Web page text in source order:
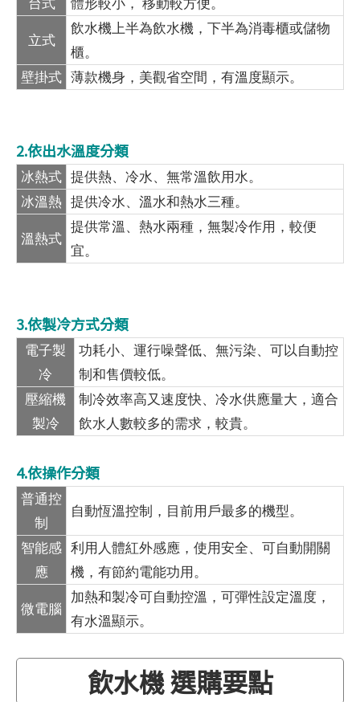
立式
飲水機上半為飲水機，下半為消毒櫃或儲物
櫃。
壁掛式 薄款機身，美觀省空間，有溫度顯示。
2.依出水溫度分類
冰熱式 提供熱、冷水、無常溫飲用水。
冰溫熱 提供冷水、溫水和熱水三種。
溫熱式
提供常溫、熱水兩種，無製冷作用，較便
宜。
3.依製冷方式分類
電子製
冷
功耗小、運行噪聲低、無污染、可以自動控
制和售價較低。
壓縮機
製冷
制冷效率高又速度快、冷水供應量大，適合
飲水人數較多的需求，較貴。
4.依操作分類
普通控
制
自動恆溫控制，目前用戶最多的機型。
智能感
應
利用人體紅外感應，使用安全、可自動開關
機，有節約電能功用。
微電腦
加熱和製冷可自動控溫，可彈性設定溫度，
有水溫顯示。
飲水機 選購要點